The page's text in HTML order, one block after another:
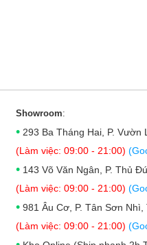
Showroom:
• 293 Ba Tháng Hai, P. Vườn
(Làm việc: 09:00 - 21:00)
• 143 Võ Văn Ngân, P. Thủ
(Làm việc: 09:00 - 21:00)
• 981 Âu Cơ, P. Tân Sơn Nhì,
(Làm việc: 09:00 - 21:00)